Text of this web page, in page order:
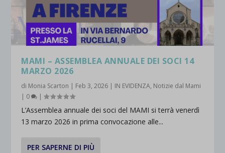
MAMI – ASSEMBLEA ANNUALE DEI SOCI 14
MARZO 2026
di Monia Scarton | Feb 3, 2026 | IN EVIDENZA, Notizie dal Mami
| 0 |
L’Assemblea annuale dei soci del MAMI si terrà venerdì
13 marzo 2026 in prima convocazione alle...
PER SAPERNE DI PIÙ